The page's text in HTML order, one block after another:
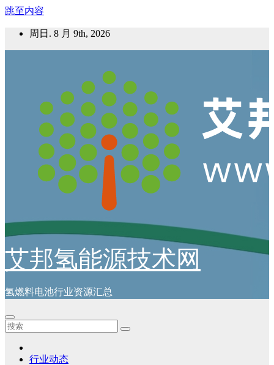
跳至内容
周日. 8 月 9th, 2026
艾邦氢能源技术网
氢燃料电池行业资源汇总
行业动态